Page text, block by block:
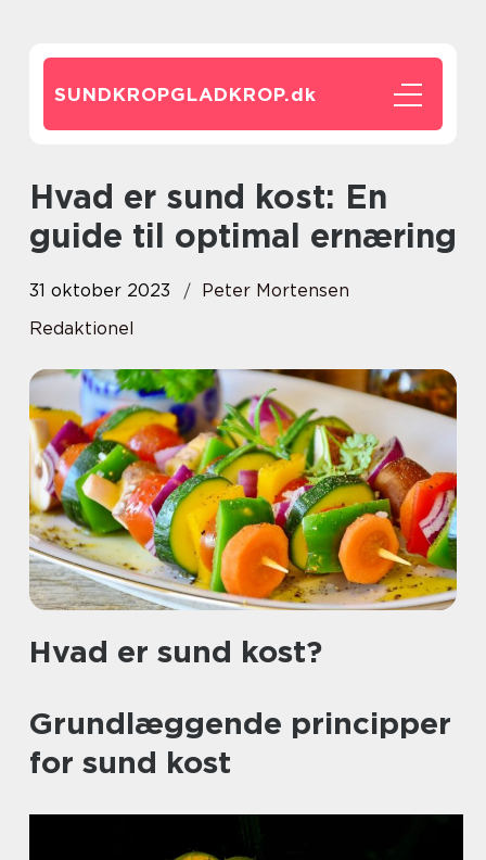
SUNDKROPGLADKROP.dk
Hvad er sund kost: En
guide til optimal ernæring
31 oktober 2023
Peter Mortensen
Redaktionel
Hvad er sund kost?
Grundlæggende principper
for sund kost